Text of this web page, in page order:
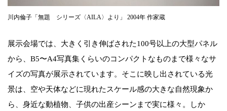
川内倫子「無題 シリーズ〈AILA〉より」 2004年 作家蔵
展示会場では、大きく引き伸ばされた100号以上の大型パネル
から、B5〜A4写真集くらいのコンパクトなものまで様々なサ
イズの写真が展示されています。そこに映し出されている光
景は、空や天体などに現れたスケール感の大きな自然現象か
ら、身近な動植物、子供の出産シーンまで実に様々。しか